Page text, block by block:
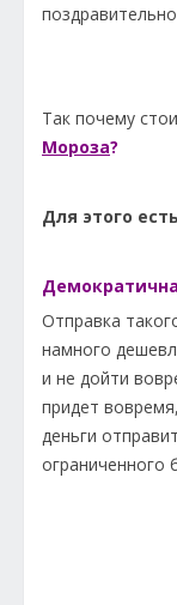
Так почему
Мороза?
Для этого
Отправка
намного
и не дойти
придет
деньги
ограниченного